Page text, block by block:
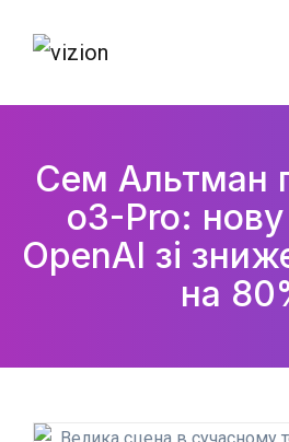
Сем Альтман
o3-Pro:
OpenAI зі
на